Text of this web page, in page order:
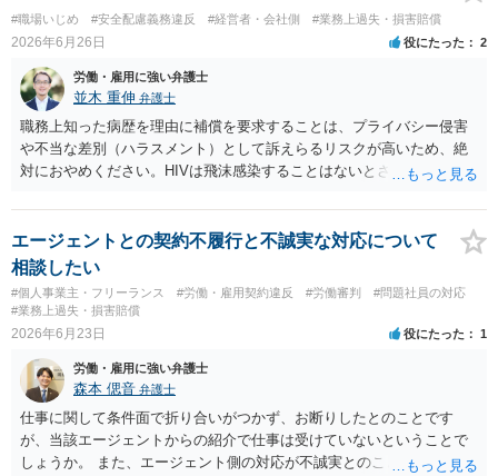
#職場いじめ #安全配慮義務違反 #経営者・会社側 #業務上過失・損害賠償
2026年6月26日 役にたった 2
労働・雇用に強い弁護士
並木 重伸 弁護士
職務上知った病歴を理由に補償を要求することは、プライバシー侵害
や不当な差別（ハラスメント）として訴えらるリスクが高いため、絶
対におやめください。HIVは飛沫感染することはないとされています。
について、一般的な衛生問題として会社に相談されることをお勧めし
ます。
エージェントとの契約不履行と不誠実な対応について
相談したい
#個人事業主・フリーランス #労働・雇用契約違反 #労働審判
#問題社員の対応
#業務上過失・損害賠償
2026年6月23日 役にたった 1
労働・雇用に強い弁護士
森本 偲音 弁護士
仕事に関して条件面で折り合いがつかず、お断りしたとのことです
が、当該エージェントからの紹介で仕事は受けていないということで
しょうか。 また、エージェント側の対応が不誠実とのことですが、具